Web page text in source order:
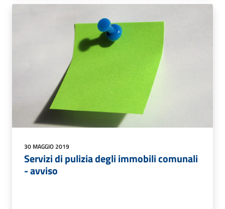
30 MAGGIO 2019
Servizi di pulizia degli immobili comunali
- avviso